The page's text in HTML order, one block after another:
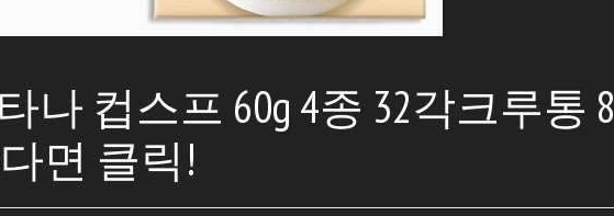
나 컵스프 60g 4종 32각크루통 8
면 클릭!